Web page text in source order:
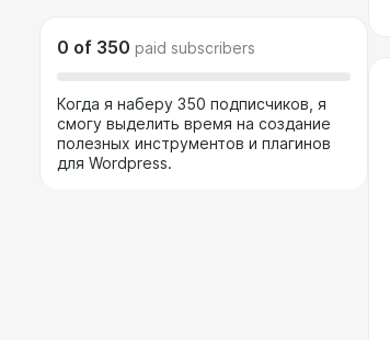
0 of 350 paid subscribers
Когда я наберу 350 подписчиков, я
смогу выделить время на создание
полезных инструментов и плагинов
для Wordpress.